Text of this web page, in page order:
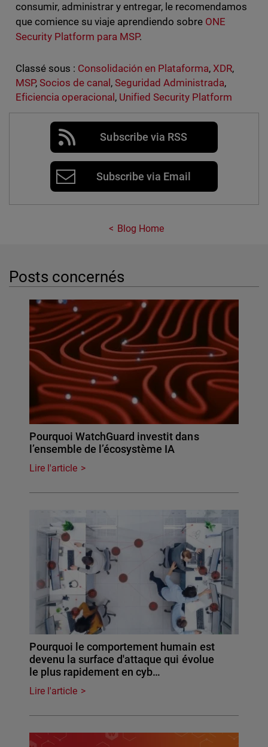
consumir, administrar y entregar, le recomendamos
que comience su viaje aprendiendo sobre ONE
Security Platform para MSP.
Classé sous : Consolidación en Plataforma,XDR,
MSP, Socios de canal , Seguridad Administrada,
Eficiencia operacional , Unified Security Platform
Subscribe via RSS
Subscribe via Email
Blog Home
Posts concernés
Pourquoi WatchGuard investit dans
l’ensemble de l’écosystème IA
Lire l'article
Pourquoi le comportement humain est
devenu la surface d'attaque qui évolue
le plus rapidement en cyb…
Lire l'article